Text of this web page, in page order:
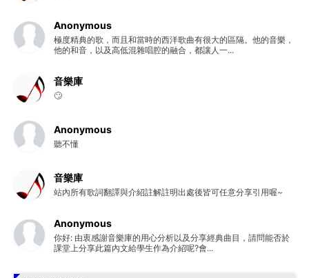
Anonymous
極度精典的歌，而且和當時的西洋歌曲有很大的區隔。他的音樂，
他的和音，以及高低混雜唱腔的融合，都讓人一...
音樂庫
🙄
Anonymous
聽不懂
音樂庫
站內所有歌詞翻譯與介紹註解註明出處後皆可任意分享引用喔~
Anonymous
你好: 由衷感謝音樂庫的用心分析以及分享經典曲目，請問能否於
課堂上分享此篇內文給學生作為介紹呢?會...